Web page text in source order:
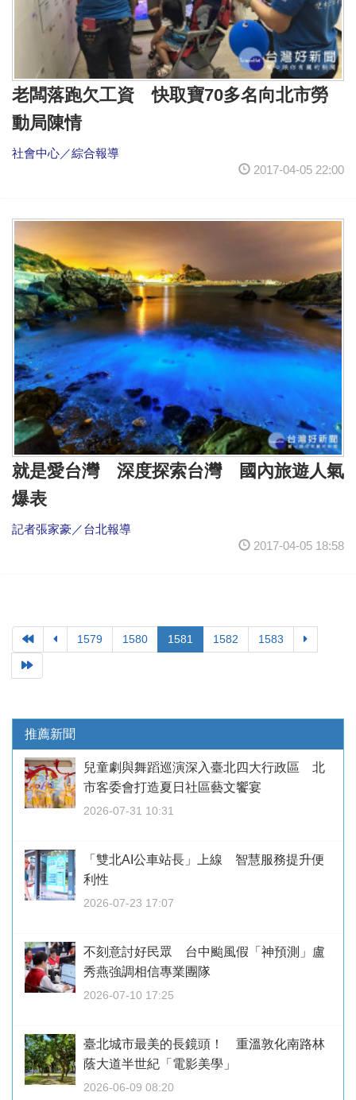
老闆落跑欠工資 快取寶70多名向北市勞
動局陳情
社會中心／綜合報導
2017-04-05 22:00
就是愛台灣 深度探索台灣 國內旅遊人氣
爆表
記者張家豪／台北報導
2017-04-05 18:58
1579 1580 1581 1582 1583
推薦新聞
兒童劇與舞蹈巡演深入臺北四大行政區 北
市客委會打造夏日社區藝文饗宴
2026-07-31 10:31
「雙北AI公車站長」上線 智慧服務提升便
利性
2026-07-23 17:07
不刻意討好民眾 台中颱風假「神預測」盧
秀燕強調相信專業團隊
2026-07-10 17:25
臺北城市最美的長鏡頭！ 重溫敦化南路林
蔭大道半世紀「電影美學」
2026-06-09 08:20